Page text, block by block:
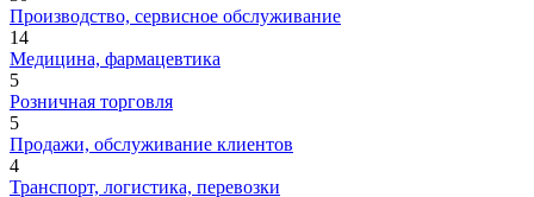
Производство, сервисное обслуживание
14
Медицина, фармацевтика
5
Розничная торговля
5
Продажи, обслуживание клиентов
4
Транспорт, логистика, перевозки